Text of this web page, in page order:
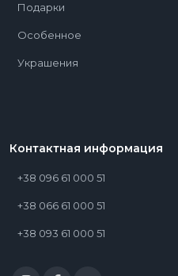
Подарки
Особенное
Украшения
Контактная информация
+38 096 61 000 51
+38 066 61 000 51
+38 093 61 000 51